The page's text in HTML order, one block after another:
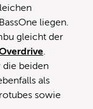
liegen.
gleicht der
.
die beiden
als
sowie